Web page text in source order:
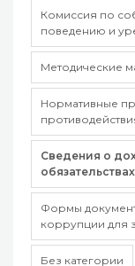
Комиссия по
поведению и
Методические
Нормативные
Сведения о
Формы
коррупции для
Без категории